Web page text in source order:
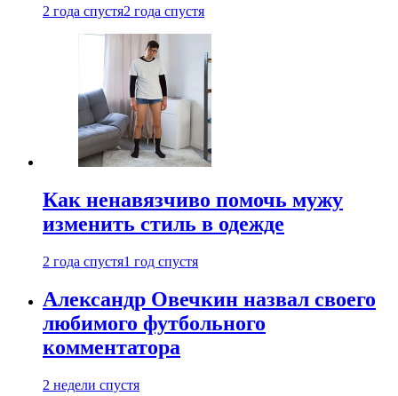
2 года спустя2 года спустя
Как ненавязчиво помочь мужу
изменить стиль в одежде
2 года спустя1 год спустя
Александр Овечкин назвал своего
любимого футбольного
комментатора
2 недели спустя